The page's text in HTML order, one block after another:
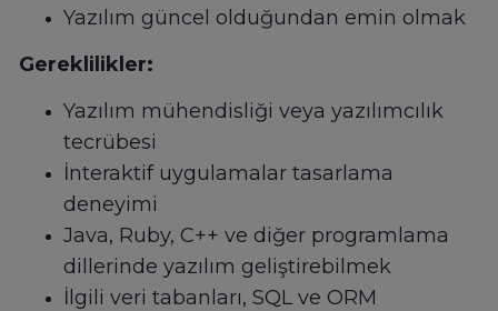
Yazılım güncel olduğundan emin olmak
Gereklilikler:
Yazılım mühendisliği veya yazılımcılık
tecrübesi
İnteraktif uygulamalar tasarlama
deneyimi
Java, Ruby, C++ ve diğer programlama
dillerinde yazılım geliştirebilmek
İlgili veri tabanları, SQL ve ORM